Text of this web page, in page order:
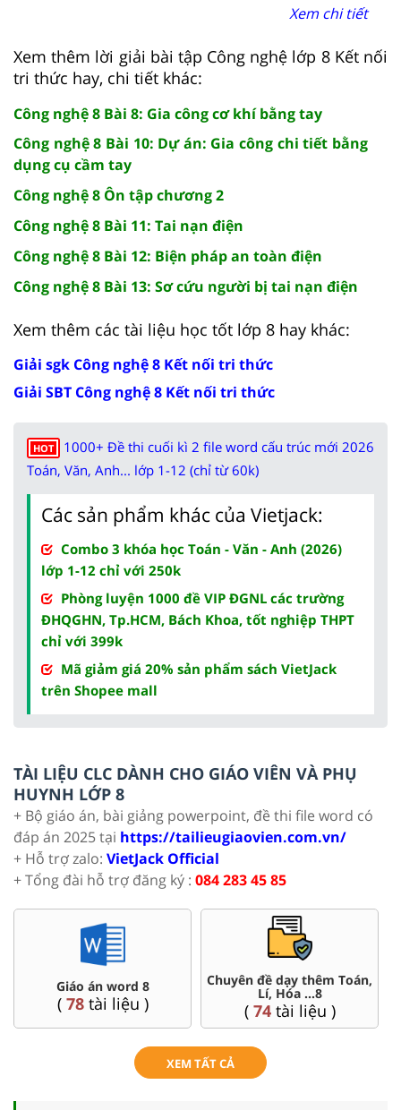
Xem chi tiết
Xem thêm lời giải bài tập Công nghệ lớp 8 Kết nối
tri thức hay, chi tiết khác:
Công nghệ 8 Bài 8: Gia công cơ khí bằng tay
Công nghệ 8 Bài 10: Dự án: Gia công chi tiết bằng
dụng cụ cầm tay
Công nghệ 8 Ôn tập chương 2
Công nghệ 8 Bài 11: Tai nạn điện
Công nghệ 8 Bài 12: Biện pháp an toàn điện
Công nghệ 8 Bài 13: Sơ cứu người bị tai nạn điện
Xem thêm các tài liệu học tốt lớp 8 hay khác:
Giải sgk Công nghệ 8 Kết nối tri thức
Giải SBT Công nghệ 8 Kết nối tri thức
HOT
1000+ Đề thi cuối kì 2 file word cấu trúc mới 2026
Toán, Văn, Anh... lớp 1-12 (chỉ từ 60k)
Các sản phẩm khác của Vietjack:
Combo 3 khóa học Toán - Văn - Anh (2026)
lớp 1-12 chỉ với 250k
Phòng luyện 1000 đề VIP ĐGNL các trường
ĐHQGHN, Tp.HCM, Bách Khoa, tốt nghiệp THPT
chỉ với 399k
Mã giảm giá 20% sản phẩm sách VietJack
trên Shopee mall
TÀI LIỆU CLC DÀNH CHO GIÁO VIÊN VÀ PHỤ
HUYNH LỚP 8
+ Bộ giáo án, bài giảng powerpoint, đề thi file word có
đáp án 2025 tại https://tailieugiaovien.com.vn/
+ Hỗ trợ zalo: VietJack Official
+ Tổng đài hỗ trợ đăng ký : 084 283 45 85
Giáo án word 8
( 78tài liệu )
Chuyên đề dạy thêm Toán,
Lí, Hóa ...8
( 74tài liệu )
XEM TẤT CẢ